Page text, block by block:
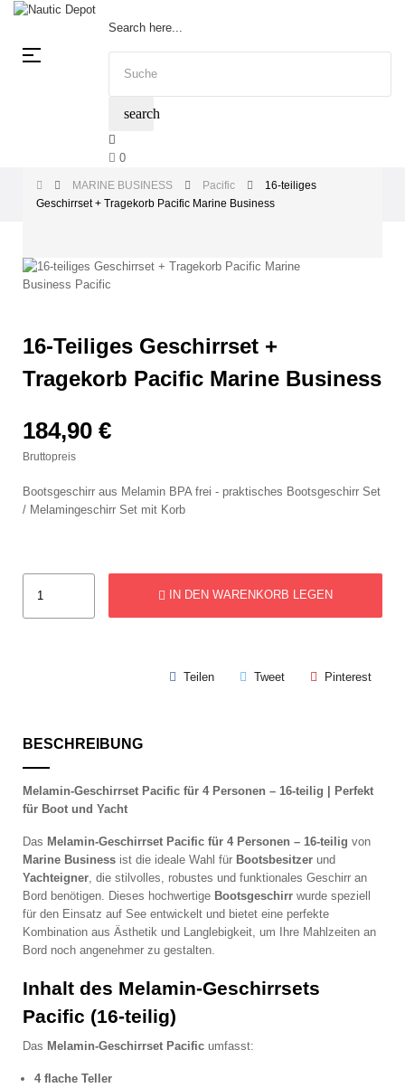
Umschalten
☰
Search here...
search
0
MARINE BUSINESS Pacific
16-teiliges
Geschirrset + Tragekorb Pacific Marine Business
16-Teiliges Geschirrset +
Tragekorb Pacific Marine Business
184,90 €
Bruttopreis
Bootsgeschirr aus Melamin BPA frei - praktisches Bootsgeschirr Set
/ Melamingeschirr Set mit Korb
IN DEN WARENKORB LEGEN
Teilen Tweet Pinterest
BESCHREIBUNG
Melamin-Geschirrset Pacific für 4 Personen – 16-teilig | Perfekt
für Boot und Yacht
Das Melamin-Geschirrset Pacific für 4 Personen – 16-teilig von
Marine Business ist die ideale Wahl für Bootsbesitzer und
Yachteigner , die stilvolles, robustes und funktionales Geschirr an
Bord benötigen. Dieses hochwertige Bootsgeschirr wurde speziell
für den Einsatz auf See entwickelt und bietet eine perfekte
Kombination aus Ästhetik und Langlebigkeit, um Ihre Mahlzeiten an
Bord noch angenehmer zu gestalten.
Inhalt des Melamin-Geschirrsets
Pacific (16-teilig)
Das Melamin-Geschirrset Pacific umfasst:
4 flache Teller